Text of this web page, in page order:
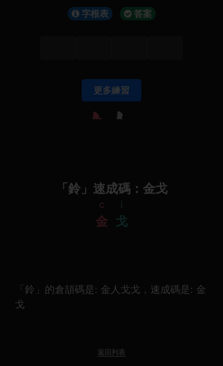
字根表 答案
更多練習
「鈴」速成碼：金戈
c
金
i
戈
「鈴」的倉頡碼是: 金人戈戈，速成碼是: 金
戈
返回列表